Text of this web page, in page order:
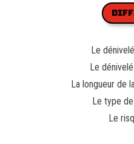
Le
Le
La longueur de
Le type
Le